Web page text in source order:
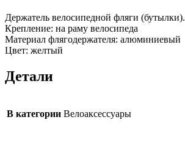
Держатель велосипедной фляги (бутылки).
Крепление: на раму велосипеда
Материал флягодержателя: алюминиевый
Цвет: желтый
Детали
В категории Велоаксессуары